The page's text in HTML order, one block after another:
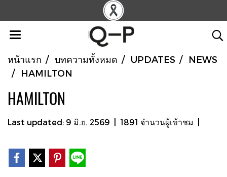
หน้าแรก บทความทั้งหมด UPDATES
NEWS
HAMILTON
HAMILTON
Last updated: 9 มิ.ย. 2569 1891 จำนวนผู้เข้าชม